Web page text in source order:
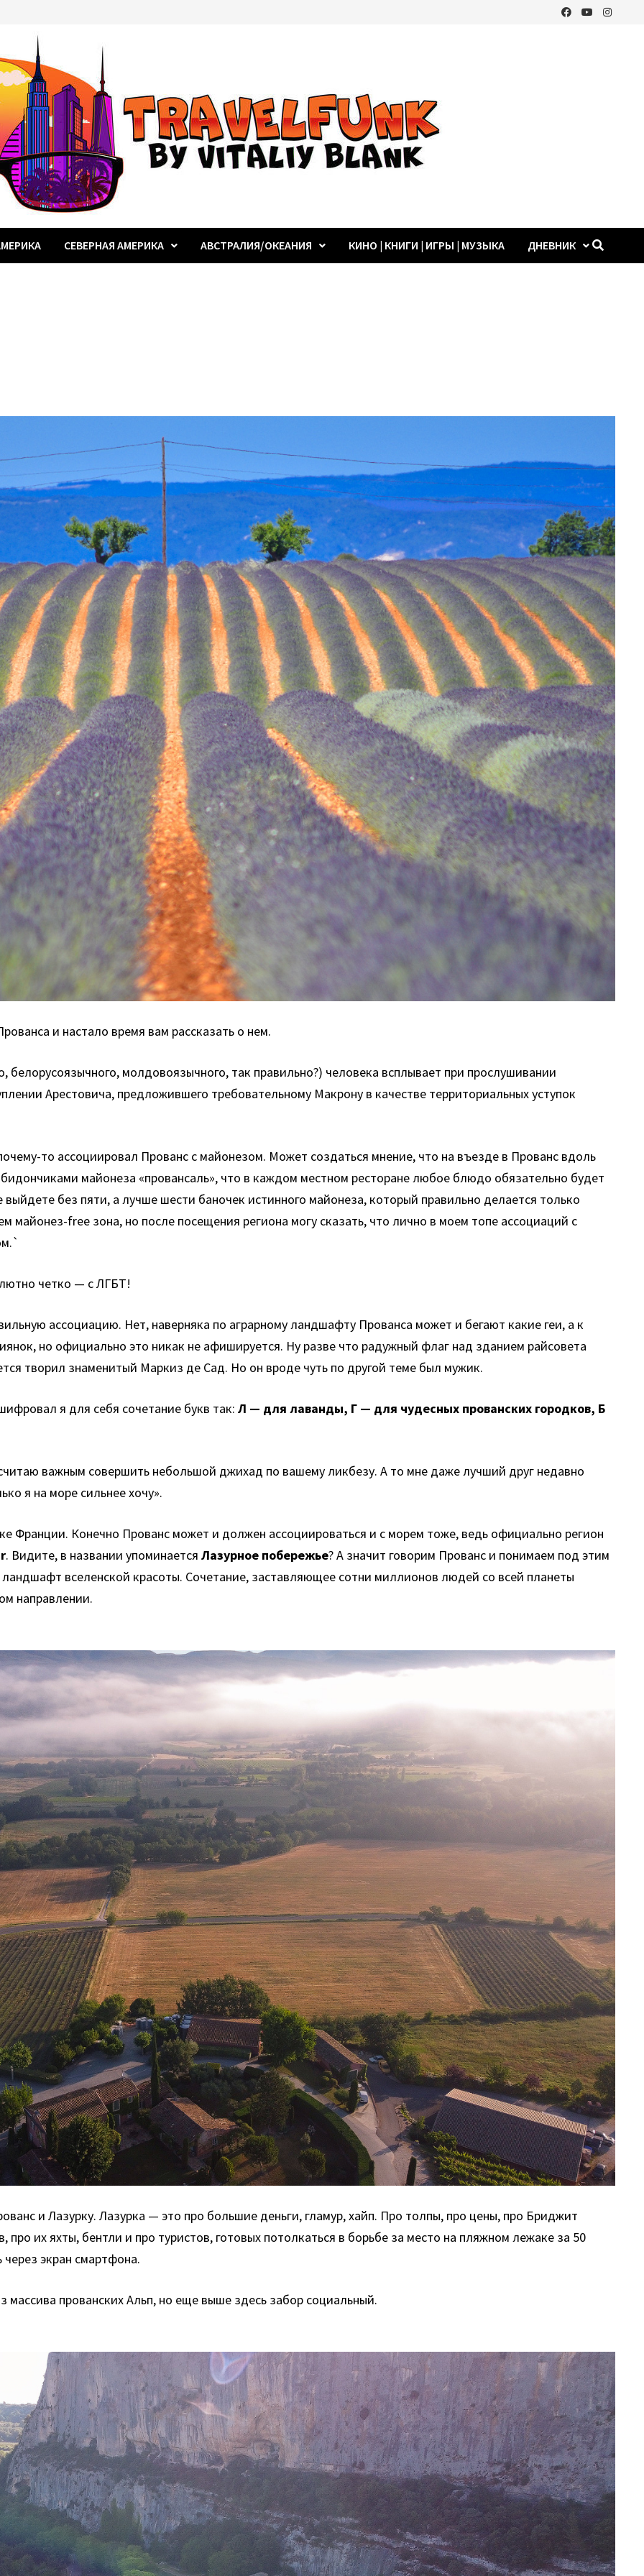
СЕВЕРНАЯ АМЕРИКА АВСТРАЛИЯ/ОКЕАНИЯ КИНО | КНИГИ | ИГРЫ | МУЗЫКА ДНЕВНИК
и настало время вам рассказать о нем.
белорусоязычного, молдовоязычного, так правильно?) человека всплывает при прослушивании
Арестовича, предложившего требовательному Макрону в качестве территориальных уступок
то ассоциировал Прованс с майонезом. Может создаться мнение, что на въезде в Прованс вдоль
майонеза «провансаль», что в каждом местном ресторане любое блюдо обязательно будет
без пяти, а лучше шести баночек истинного майонеза, который правильно делается только
майонез-free зона, но после посещения региона могу сказать, что лично в моем топе ассоциаций с
четко — с ЛГБТ!
ассоциацию. Нет, наверняка по аграрному ландшафту Прованса может и бегают какие геи, а к
но официально это никак не афишируется. Ну разве что радужный флаг над зданием райсовета
творил знаменитый Маркиз де Сад. Но он вроде чуть по другой теме был мужик.
я для себя сочетание букв так:Л — для лаванды, Г — для чудесных прованских городков, Б
важным совершить небольшой джихад по вашему ликбезу. А то мне даже лучший друг недавно
я на море сильнее хочу».
Франции. Конечно Прованс может и должен ассоциироваться и с морем тоже, ведь официально регион
. Видите, в названии упоминаетсяЛазурное побережье? А значит говорим Прованс и понимаем под этим
вселенской красоты. Сочетание, заставляющее сотни миллионов людей со всей планеты
направлении.
и Лазурку. Лазурка — это про большие деньги, гламур, хайп. Про толпы, про цены, про Бриджит
их яхты, бентли и про туристов, готовых потолкаться в борьбе за место на пляжном лежаке за 50
через экран смартфона.
прованских Альп, но еще выше здесь забор социальный.